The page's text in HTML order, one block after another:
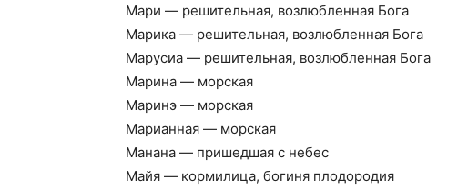
Мари — решительная, возлюбленная Бога
Марика — решительная, возлюбленная Бога
Марусиа — решительная, возлюбленная Бога
Марина — морская
Маринэ — морская
Марианная — морская
Манана — пришедшая с небес
Майя — кормилица, богиня плодородия